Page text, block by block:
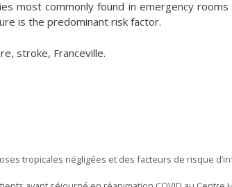
most commonly found in emergency rooms
is the predominant risk factor.
stroke, Franceville.
tropicales négligées et des facteurs de risque